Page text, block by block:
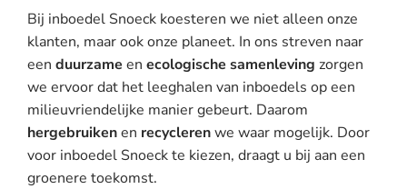
Bij inboedel Snoeck koesteren we niet alleen onze
klanten, maar ook onze planeet. In ons streven naar
een duurzame en ecologische samenleving zorgen
we ervoor dat het leeghalen van inboedels op een
milieuvriendelijke manier gebeurt. Daarom
hergebruikenen recyclerenwe waar mogelijk. Door
voor inboedel Snoeck te kiezen, draagt u bij aan een
groenere toekomst.